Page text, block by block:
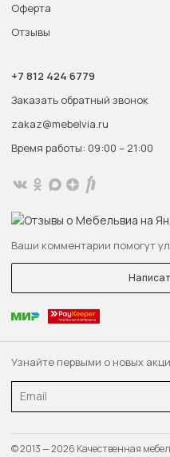
Узнайте первыми о новых
Email
Оферта
Отзывы
+7 812 424 6779
Заказать обратный звонок
zakaz@mebelvia.ru
Время работы: 09:00 – 21:00
Ваши комментарии помогут
© 2013 — 2026 Качественная